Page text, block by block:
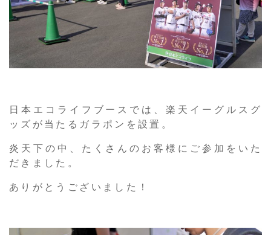
日本エコライフブースでは、楽天イーグルスグ
ッズが当たるガラポンを設置。
炎天下の中、たくさんのお客様にご参加をいた
だきました。
ありがとうございました！